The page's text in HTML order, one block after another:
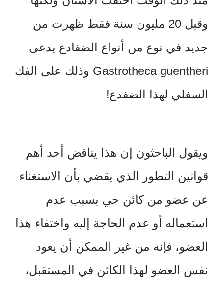
وقبل 20 مليون سنة فقط ظهرت من
جديد في نوع من أنواع الضفادع يدعى
Gastrotheca guentheri وذلك على الفك
السفلي لهذا الضفدع!
ويقول الباحثون إن هذا يناقض أحد أهم
قوانين التطور الذي يقضي بأن الاستغناء
عن عضو من كائن حي بسبب عدم
استعماله أو عدم الحاجة إليه واختفاء هذا
العضو، فإنه من غير الممكن أن يعود
نفس العضو لهذا الكائن في المستقبل،